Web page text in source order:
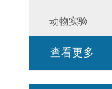
动物实验
查看更多